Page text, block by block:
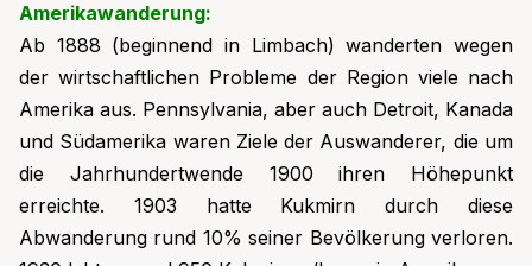
Amerikawanderung:
Ab 1888 (beginnend in Limbach) wanderten wegen
der wirtschaftlichen Probleme der Region viele nach
Amerika aus. Pennsylvania, aber auch Detroit, Kanada
und Südamerika waren Ziele der Auswanderer, die um
die Jahrhundertwende 1900 ihren Höhepunkt
erreichte. 1903 hatte Kukmirn durch diese
Abwanderung rund 10% seiner Bevölkerung verloren.